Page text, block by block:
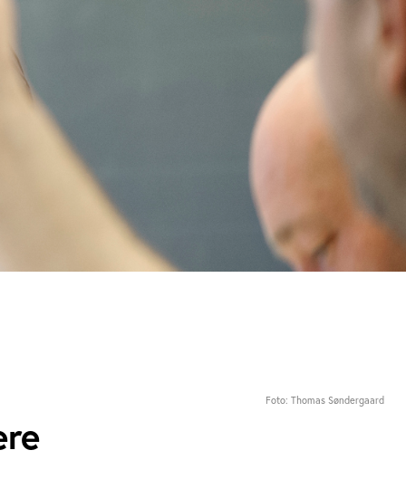
Foto: Thomas Søndergaard